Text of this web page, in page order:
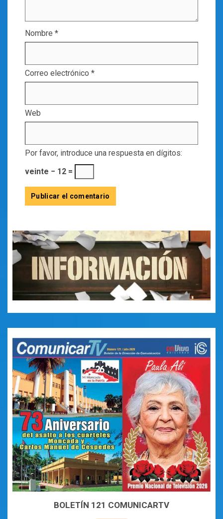
Nombre *
Correo electrónico *
Web
Por favor, introduce una respuesta en dígitos:
veinte − 12 =
BOLETÍN 121 COMUNICARTV